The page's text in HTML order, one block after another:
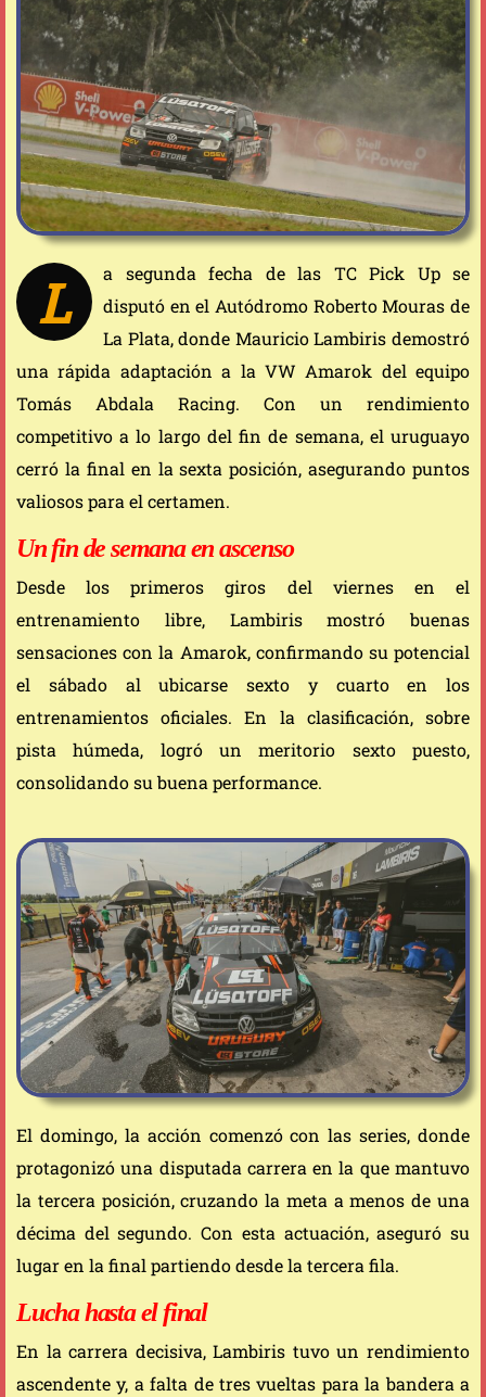
L
a segunda fecha de las TC Pick Up se
disputó en el Autódromo Roberto Mouras de
La Plata, donde Mauricio Lambiris demostró
una rápida adaptación a la VW Amarok del equipo
Tomás Abdala Racing. Con un rendimiento
competitivo a lo largo del fin de semana, el uruguayo
cerró la final en la sexta posición, asegurando puntos
valiosos para el certamen.
Un fin de semana en ascenso
Desde los primeros giros del viernes en el
entrenamiento libre, Lambiris mostró buenas
sensaciones con la Amarok, confirmando su potencial
el sábado al ubicarse sexto y cuarto en los
entrenamientos oficiales. En la clasificación, sobre
pista húmeda, logró un meritorio sexto puesto,
consolidando su buena performance.
El domingo, la acción comenzó con las series, donde
protagonizó una disputada carrera en la que mantuvo
la tercera posición, cruzando la meta a menos de una
décima del segundo. Con esta actuación, aseguró su
lugar en la final partiendo desde la tercera fila.
Lucha hasta el final
En la carrera decisiva, Lambiris tuvo un rendimiento
ascendente y, a falta de tres vueltas para la bandera a